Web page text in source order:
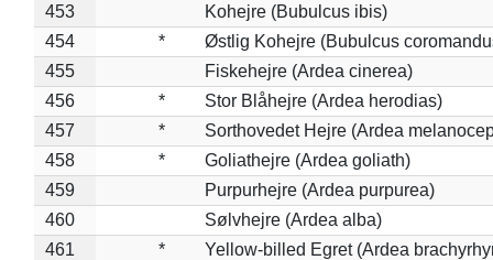
453
Kohejre (Bubulcus ibis)
454
*
Østlig Kohejre (Bubulcus
455
Fiskehejre (Ardea cinerea)
456
*
Stor Blåhejre (Ardea herodias)
457
*
Sorthovedet Hejre (Ardea
458
*
Goliathejre (Ardea goliath)
459
Purpurhejre (Ardea purpurea)
460
Sølvhejre (Ardea alba)
461
*
Yellow-billed Egret (Ardea